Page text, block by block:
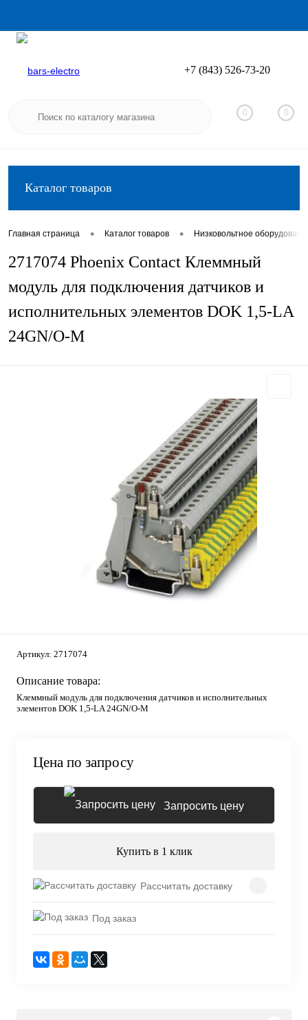
Вход
+7 (843) 526-73-20
0 0
Каталог товаров
Главная страница • Каталог товаров • Низковольтное
2717074 Phoenix Contact Клеммный
модуль для подключения датчиков и
исполнительных элементов DOK 1,5-LA
24GN/O-M
Артикул: 2717074
Описание товара:
Клеммный модуль для подключения датчиков и исполнительных
элементов DOK 1,5-LA 24GN/O-M
Цена по запросу
Запросить цену
Купить в 1 клик
Рассчитать доставку
Под заказ